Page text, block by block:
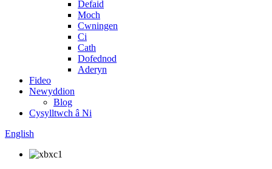
Defaid
Moch
Cwningen
Ci
Cath
Dofednod
Aderyn
Fideo
Newyddion
Blog
Cysylltwch â Ni
English